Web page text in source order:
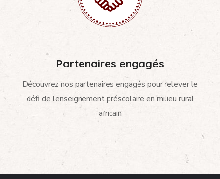
Partenaires engagés
Découvrez nos partenaires engagés pour relever le
défi de l’enseignement préscolaire en milieu rural
africain